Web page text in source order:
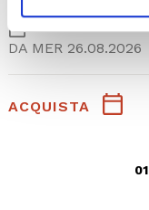
DA MER 26.08.2026
ACQUISTA
01